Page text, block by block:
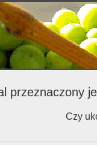
Chardonnay
Chardonnay
2010
Chardonnay Director's
przeznaczony
Czy